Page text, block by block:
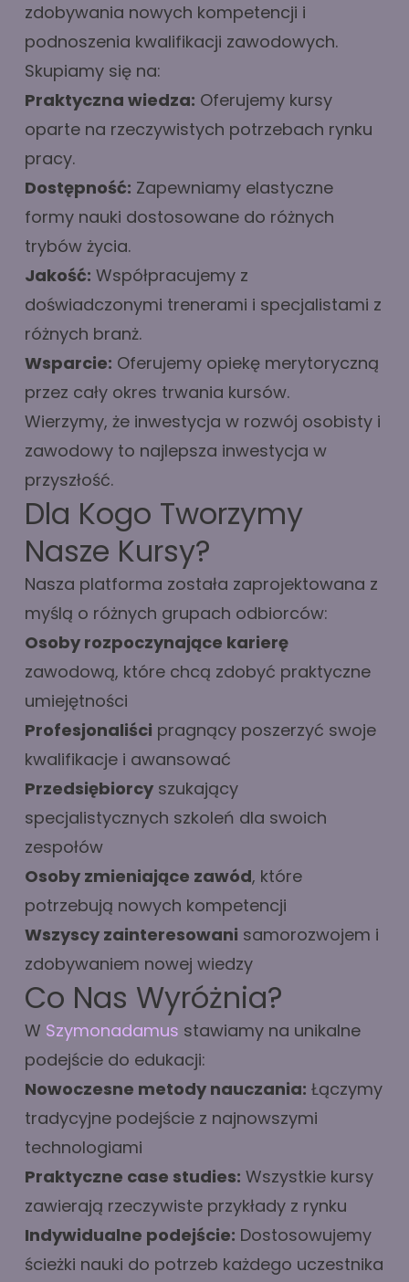
zdobywania nowych kompetencji i
podnoszenia kwalifikacji zawodowych.
Skupiamy się na:
Praktyczna wiedza: Oferujemy kursy
oparte na rzeczywistych potrzebach rynku
pracy.
Dostępność: Zapewniamy elastyczne
formy nauki dostosowane do różnych
trybów życia.
Jakość: Współpracujemy z
doświadczonymi trenerami i specjalistami z
różnych branż.
Wsparcie: Oferujemy opiekę merytoryczną
przez cały okres trwania kursów.
Wierzymy, że inwestycja w rozwój osobisty i
zawodowy to najlepsza inwestycja w
przyszłość.
Dla Kogo Tworzymy
Nasze Kursy?
Nasza platforma została zaprojektowana z
myślą o różnych grupach odbiorców:
Osoby rozpoczynające karierę
zawodową, które chcą zdobyć praktyczne
umiejętności
Profesjonaliści pragnący poszerzyć swoje
kwalifikacje i awansować
Przedsiębiorcyszukający
specjalistycznych szkoleń dla swoich
zespołów
Osoby zmieniające zawód, które
potrzebują nowych kompetencji
Wszyscy zainteresowani samorozwojem i
zdobywaniem nowej wiedzy
Co Nas Wyróżnia?
W Szymonadamus stawiamy na unikalne
podejście do edukacji:
Nowoczesne metody nauczania: Łączymy
tradycyjne podejście z najnowszymi
technologiami
Praktyczne case studies: Wszystkie kursy
zawierają rzeczywiste przykłady z rynku
Indywidualne podejście: Dostosowujemy
ścieżki nauki do potrzeb każdego uczestnika